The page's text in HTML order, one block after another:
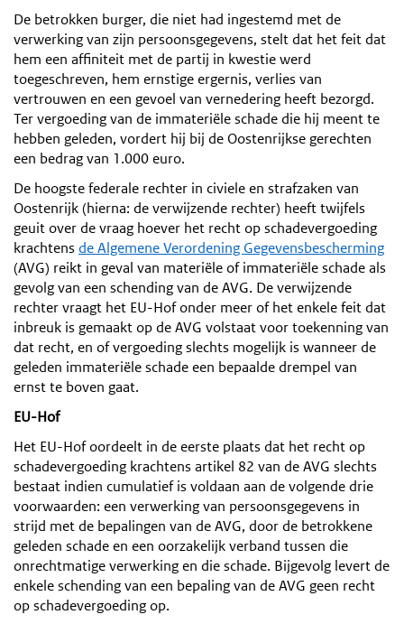
De betrokken burger, die niet had ingestemd met de
verwerking van zijn persoonsgegevens, stelt dat het feit dat
hem een affiniteit met de partij in kwestie werd
toegeschreven, hem ernstige ergernis, verlies van
vertrouwen en een gevoel van vernedering heeft bezorgd.
Ter vergoeding van de immateriële schade die hij meent te
hebben geleden, vordert hij bij de Oostenrijkse gerechten
een bedrag van 1.000 euro.
De hoogste federale rechter in civiele en strafzaken van
Oostenrijk (hierna: de verwijzende rechter) heeft twijfels
geuit over de vraag hoever het recht op schadevergoeding
krachtensde Algemene Verordening Gegevensbescherming
(AVG) reikt in geval van materiële of immateriële schade als
gevolg van een schending van de AVG. De verwijzende
rechter vraagt het EU-Hof onder meer of het enkele feit dat
inbreuk is gemaakt op de AVG volstaat voor toekenning van
dat recht, en of vergoeding slechts mogelijk is wanneer de
geleden immateriële schade een bepaalde drempel van
ernst te boven gaat.
EU-Hof
Het EU-Hof oordeelt in de eerste plaats dat het recht op
schadevergoeding krachtens artikel 82 van de AVG slechts
bestaat indien cumulatief is voldaan aan de volgende drie
voorwaarden: een verwerking van persoonsgegevens in
strijd met de bepalingen van de AVG, door de betrokkene
geleden schade en een oorzakelijk verband tussen die
onrechtmatige verwerking en die schade. Bijgevolg levert de
enkele schending van een bepaling van de AVG geen recht
op schadevergoeding op.